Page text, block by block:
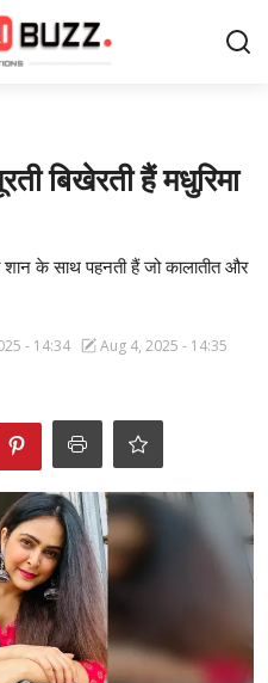
बिखेरती हैं मधुरिमा
शान के साथ पहनती हैं जो कालातीत और
- 14:34
Aug 4, 2025 - 14:35